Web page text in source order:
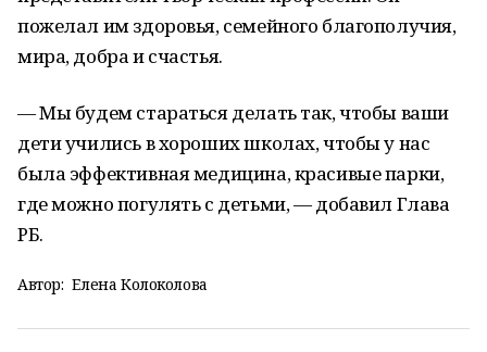
пожелал им здоровья, семейного благополучия,
мира, добра и счастья.
— Мы будем стараться делать так, чтобы ваши
дети учились в хороших школах, чтобы у нас
была эффективная медицина, красивые парки,
где можно погулять с детьми, — добавил Глава
РБ.
Автор: Елена Колоколова